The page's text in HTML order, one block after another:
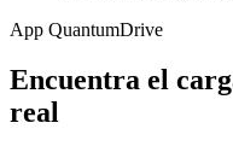
App QuantumDrive
Encuentra el
real